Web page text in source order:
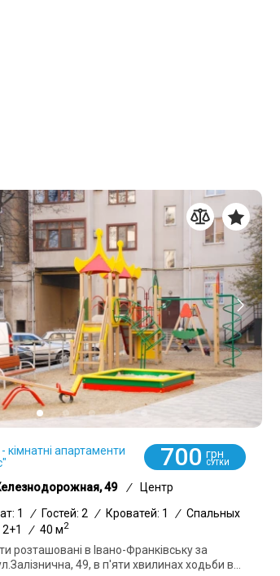
кімнатні апартаменти
700 грн
СУТКИ
49 /
Центр
1
/ Гостей: 2 / Кроватей: 1 / Спальных
/ 40 м2
розташовані в Івано-Франківську за
49, в п'яти хвилинах ходьби в...